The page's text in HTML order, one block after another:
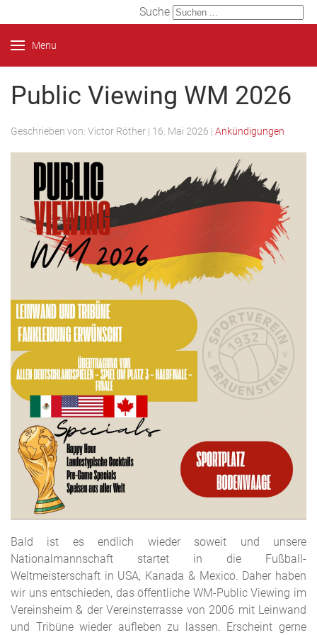
Suche
Menu
Public Viewing WM 2026
Geschrieben von: Victor Röther | 16. Mai 2026 | Ankündigungen
Bald ist es endlich wieder soweit und unsere
Nationalmannschaft startet in die Fußball-
Weltmeisterschaft in USA, Kanada & Mexico. Daher haben
wir uns entschieden, das öffentliche WM-Public Viewing im
Vereinsheim & der Vereinsterrasse von 2006 mit Leinwand
und Tribüne wieder aufleben zu lassen. Erscheint gerne